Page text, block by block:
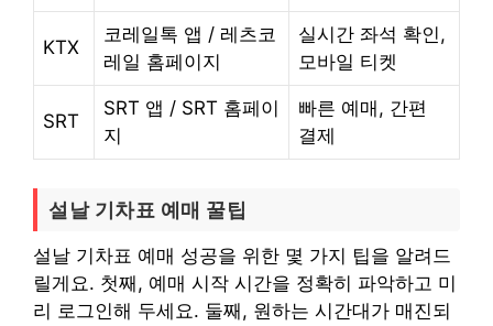
KTX
코레일톡 앱 / 레츠코
레일 홈페이지
실시간 좌석 확인,
모바일 티켓
SRT
SRT 앱 / SRT 홈페이
지
빠른 예매, 간편
결제
설날 기차표 예매 꿀팁
설날 기차표 예매 성공을 위한 몇 가지 팁을 알려드
릴게요. 첫째, 예매 시작 시간을 정확히 파악하고 미
리 로그인해 두세요. 둘째, 원하는 시간대가 매진되